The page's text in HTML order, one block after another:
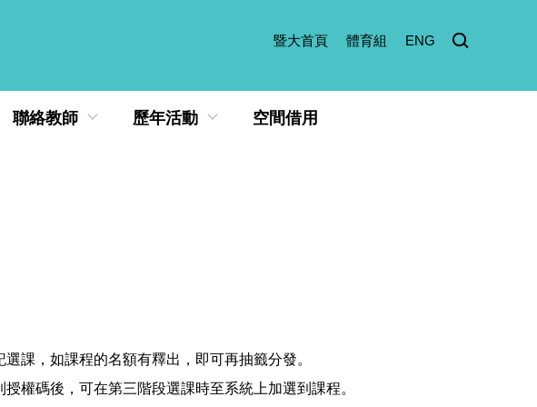
暨大首頁 體育組 ENG
聯絡教師 歷年活動 空間借用
課，如課程的名額有釋出，即可再抽籤分發。
權碼後，可在第三階段選課時至系統上加選到課程。